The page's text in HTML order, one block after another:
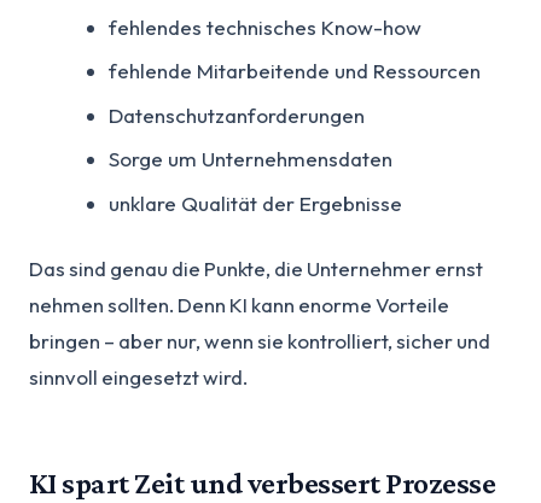
fehlendes technisches Know-how
fehlende Mitarbeitende und Ressourcen
Datenschutzanforderungen
Sorge um Unternehmensdaten
unklare Qualität der Ergebnisse
Das sind genau die Punkte, die Unternehmer ernst
nehmen sollten. Denn KI kann enorme Vorteile
bringen – aber nur, wenn sie kontrolliert, sicher und
sinnvoll eingesetzt wird.
KI spart Zeit und verbessert Prozesse